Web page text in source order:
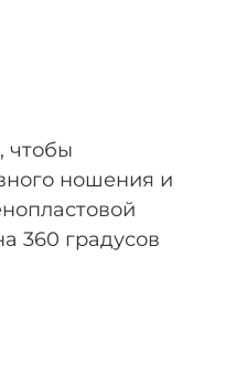
чтобы
ношения и
360 градусов